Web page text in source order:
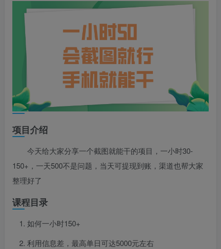
项目介绍
今天给大家分享一个截图就能干的项目，一小时30-
150+，一天500不是问题，当天可提现到账，渠道也帮大家
整理好了
课程目录
如何一小时150+
利用信息差，最高单日可达5000元左右